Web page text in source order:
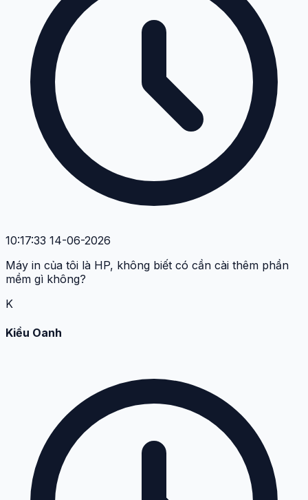
10:17:33 14-06-2026
Máy in của tôi là HP, không biết có cần cài thêm phần
mềm gì không?
K
Kiều Oanh